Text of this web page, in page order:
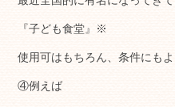
『子ども食堂』※
使用可はもちろん、条件にも
④例えば